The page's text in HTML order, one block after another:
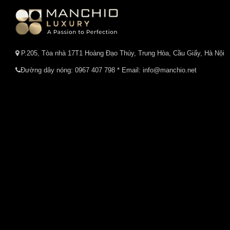
P.205, Tòa nhà 17T1 Hoàng Đạo Thúy, Trung Hòa, Cầu Giấy, Hà Nội
Đường dây nóng: 0967 407 798 * Email: info@manchio.net